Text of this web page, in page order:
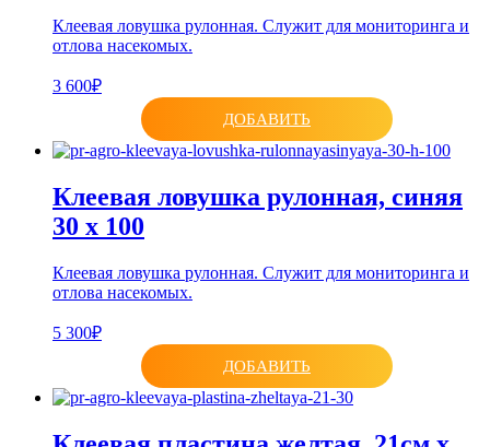
Клеевая ловушка рулонная. Служит для мониторинга и
отлова насекомых.
3 600₽
ДОБАВИТЬ
Клеевая ловушка рулонная, синяя
30 х 100
Клеевая ловушка рулонная. Служит для мониторинга и
отлова насекомых.
5 300₽
ДОБАВИТЬ